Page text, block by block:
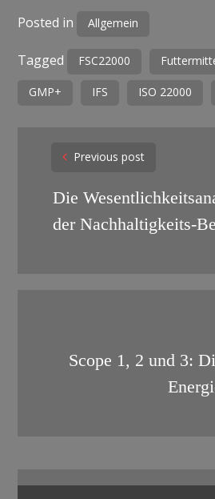
Posted in Allgemein
Tagged FSC22000
GMP+ IFS ISO 22000
Post
navigation
Previous post
Die
der Nachhaltigkeits-
Scope 1, 2 und 3: